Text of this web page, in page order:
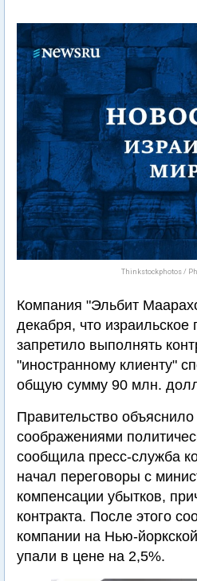
Thinkstockphotos /
Компания "Эльбит
декабря, что израильское
запретило выполнять
"иностранному клиенту"
общую сумму 90 млн.
Правительство
соображениями
сообщила пресс-служба
начал переговоры с
компенсации убытков,
контракта. После этого
компании на Нью-
упали в цене на 2,5%.